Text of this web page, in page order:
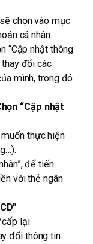
chọn vào mục
cá nhân.
“Cập nhật thông
đổi các
mình, trong đó
“Cập nhật
thực hiện
để tiến
với thẻ ngân
cấp lại
đổi thông tin